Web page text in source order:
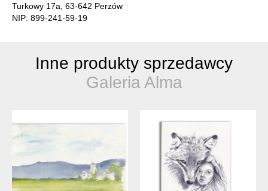
Turkowy 17a, 63-642 Perzów
NIP: 899-241-59-19
Inne produkty sprzedawcy
Galeria Alma